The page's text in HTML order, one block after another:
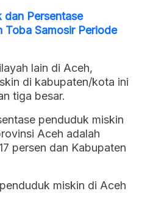
dan Persentase
Toba Samosir Periode
lain di Aceh,
di kabupaten/kota ini
tiga besar.
penduduk miskin
Aceh adalah
persen dan Kabupaten
miskin di Aceh